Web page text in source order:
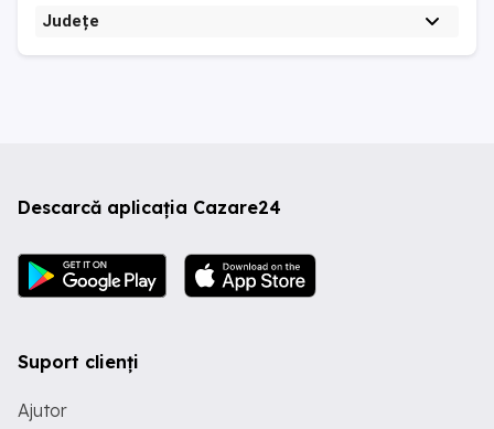
Județe
Descarcă aplicația Cazare24
Suport clienți
Ajutor